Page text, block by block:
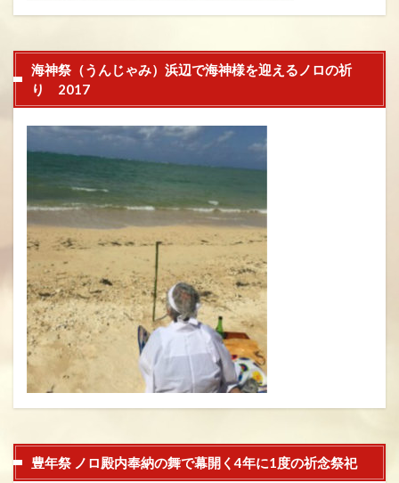
海神祭（うんじゃみ）浜辺で海神様を迎えるノロの祈
り 2017
豊年祭 ノロ殿内奉納の舞で幕開く4年に1度の祈念祭祀